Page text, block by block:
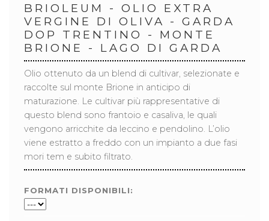
BRIOLEUM - OLIO EXTRA
VERGINE DI OLIVA - GARDA
DOP TRENTINO - MONTE
BRIONE - LAGO DI GARDA
Olio ottenuto da un blend di cultivar, selezionate e
raccolte sul monte Brione in anticipo di
maturazione. Le cultivar più rappresentative di
questo blend sono frantoio e casaliva, le quali
vengono arricchite da leccino e pendolino. L’olio
viene estratto a freddo con un impianto a due fasi
mori tem e subito filtrato.
FORMATI DISPONIBILI: